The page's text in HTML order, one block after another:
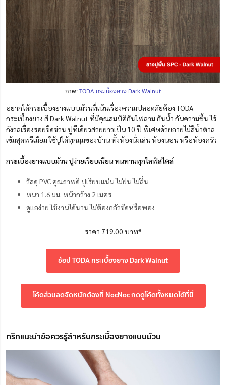
ภาพ:TODA กระเบื้องยาง Dark Walnut
อยากได้กระเบื้องยางแบบม้วนที่เน้นเรื่องความปลอดภัยต้อง TODA
กระเบื้องยาง สี Dark Walnut ที่มีคุณสมบัติกันไฟลาม กันน้ำ กันความชื้น ไร้
กังวลเรื่องรอยขีดข่วน ปูทีเดียวสวยยาวเป็น 10 ปี พิเศษด้วยลายไม้สีน้ำตาล
เข้มสุดพรีเมียม ใช้ปูได้ทุกมุมของบ้าน ทั้งห้องนั่งเล่น ห้องนอน หรือห้องครัว
กระเบื้องยางแบบม้วน ปูง่ายเรียบเนียน ทนทานทุกไลฟ์สไตล์
วัสดุ PVC คุณภาพดี ปูเรียบแน่น ไม่ย่น ไม่ลื่น
หนา 1.6 มม. หน้ากว้าง 2 เมตร
ดูแลง่าย ใช้งานได้นาน ไม่ต้องกลัวซีดหรือพอง
ราคา 719.00 บาท*
ช้อป TODA กระเบื้องยาง Dark Walnut
โค้ดส่วนลดจัดหนักต้องที่ NocNoc กดดูโค้ดทั้งหมดได้ที่นี่
ทริกแนะนำข้อควรรู้สำหรับกระเบื้องยางแบบม้วน